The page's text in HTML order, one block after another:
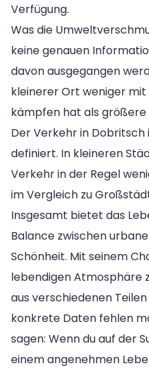
Verfügung.
Was die
keine genauen
davon ausgegangen
kleinerer Ort weniger
kämpfen hat als größere
Der Verkehr in
definiert. In kleineren
Verkehr in der Regel
im Vergleich zu
Insgesamt bietet das
Balance zwischen
Schönheit. Mit seinem
lebendigen Atmosphäre
aus verschiedenen
konkrete Daten fehlen
sagen: Wenn du auf der
einem angenehmen